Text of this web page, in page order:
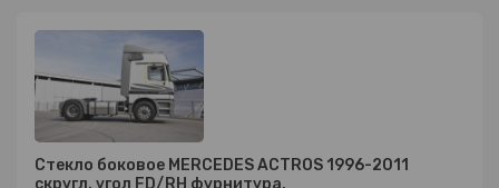
Стекло боковое MERCEDES ACTROS 1996-2011
скругл. угол FD/RH фурнитура,